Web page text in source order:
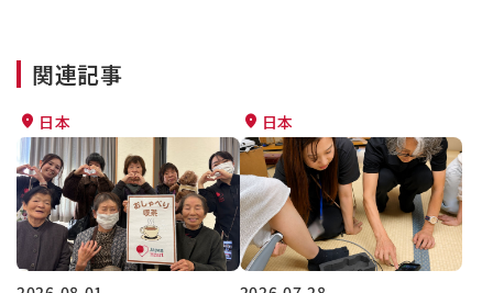
関連記事
日本 日本